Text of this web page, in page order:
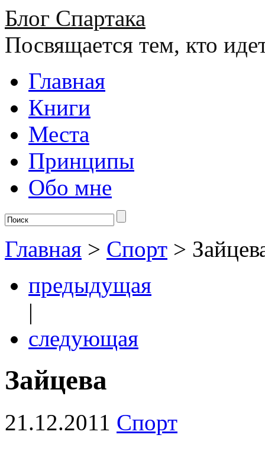
Блог Спартака
Посвящается тем, кто
Главная
Книги
Места
Принципы
Обо мне
Главная > Спорт >
предыдущая
|
следующая
Зайцева
21.12.2011 Спорт